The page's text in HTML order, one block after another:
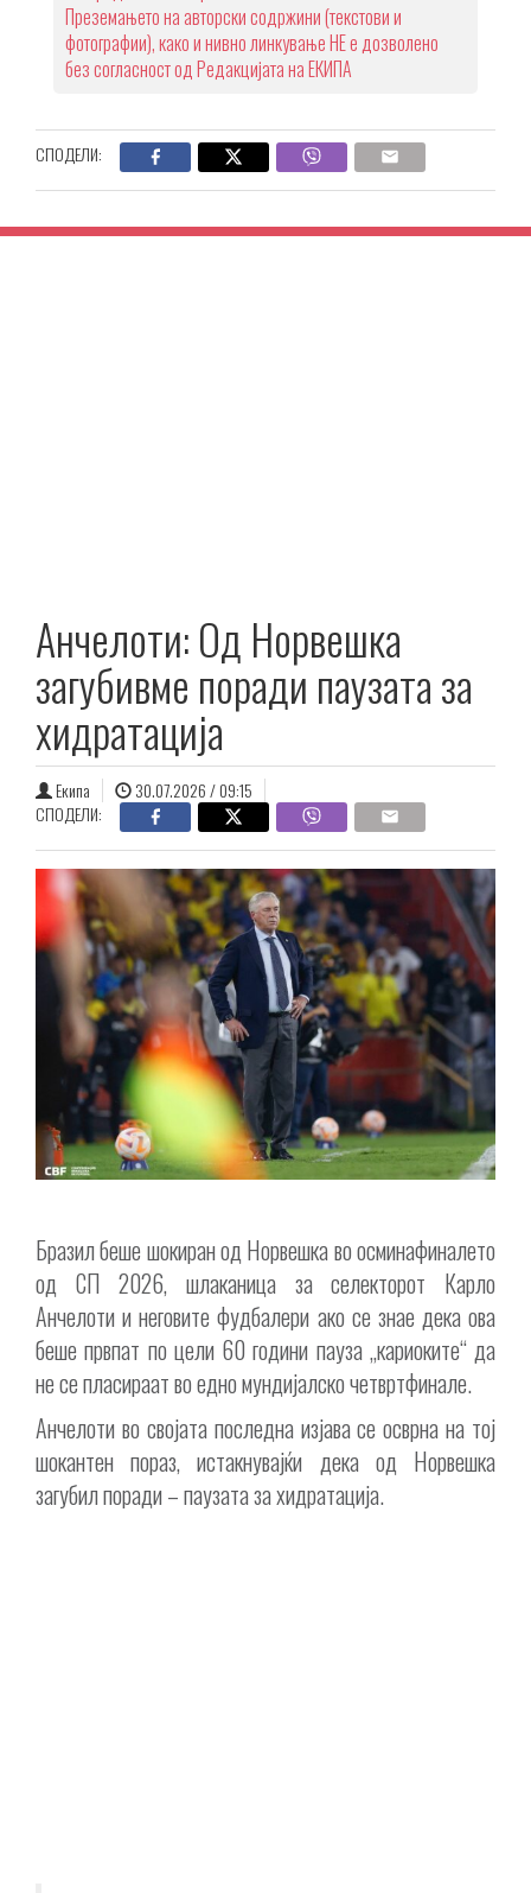
Преземањето на авторски содржини (текстови и
фотографии), како и нивно линкување НЕ е дозволено
без согласност од Редакцијата на ЕКИПА
СПОДЕЛИ:
Анчелоти: Од Норвешка
загубивме поради паузата за
хидратација
Екипа
30.07.2026 / 09:15
СПОДЕЛИ:
Бразил беше шокиран од Норвешка во осминафиналето
од СП 2026, шлаканица за селекторот Карло
Анчелоти и неговите фудбалери ако се знае дека ова
беше првпат по цели 60 години пауза „кариоките“ да
не се пласираат во едно мундијалско четвртфинале.
Анчелоти во својата последна изјава се осврна на тој
шокантен пораз, истакнувајќи дека од Норвешка
загубил поради – паузата за хидратација.